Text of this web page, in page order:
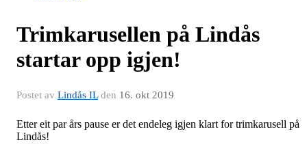
Trimkarusellen på Lindås
startar opp igjen!
Postet av Lindås ILden 16. okt 2019
Etter eit par års pause er det endeleg igjen klart for trimkarusell på
Lindås!